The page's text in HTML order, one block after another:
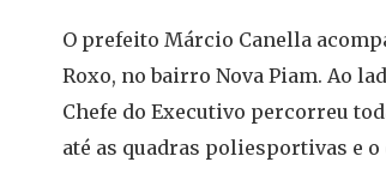
O prefeito Márcio Canella
Roxo, no bairro Nova Piam. Ao
Chefe do Executivo percorreu
até as quadras poliesportivas e